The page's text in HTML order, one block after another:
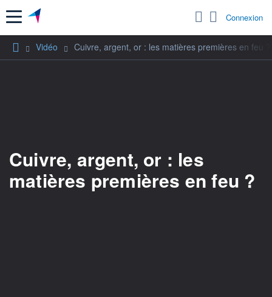
Menu Connexion
Vidéo Cuivre, argent, or : les matières premières en feu ?
Cuivre, argent, or : les
matières premières en feu ?